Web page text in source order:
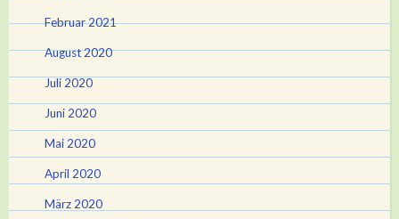
Februar 2021
August 2020
Juli 2020
Juni 2020
Mai 2020
April 2020
März 2020